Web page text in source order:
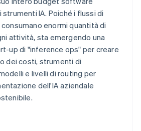
IA. Poiché i flussi di
enormi quantità di
attività, sta emergendo una
up di "inference ops" per creare
dei costi, strumenti di
e livelli di routing per
dell'IA aziendale